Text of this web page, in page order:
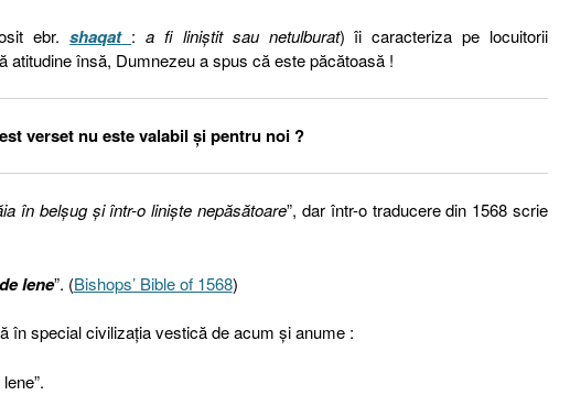
ebr.shaqat : a fi liniștit sau netulburat) îi caracteriza pe locuitorii
atitudine însă, Dumnezeu a spus că este păcătoasă !
verset nu este valabil și pentru noi ?
în belşug şi într-o linişte nepăsătoare”, dar într-o traducere din 1568 scrie
lene”. (Bishops’ Bible of 1568)
în special civilizația vestică de acum și anume :